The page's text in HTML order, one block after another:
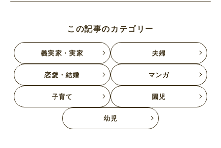
この記事のカテゴリー
義実家・実家 夫婦
恋愛・結婚 マンガ
子育て 園児
幼児